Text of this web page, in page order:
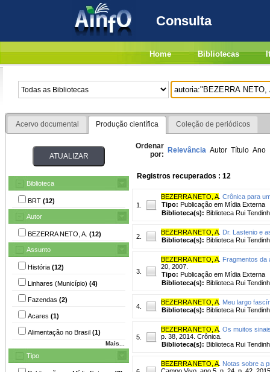
Consulta
Home Bibliotecas
Acervo documental Produção científica Coleção de periódicos
Biblioteca
BRT (12)
Autor
BEZERRA NETO, A. (12)
Assunto
História (12)
Linhares (Município) (4)
Fazendas (2)
Acares (1)
Alimentação no Brasil (1)
Mais...
Tipo
Ordenar
por: Relevância Autor Título Ano
Registros recuperados : 12
1.
BEZERRA NETO, A Crônica para
Tipo: Publicação em Mídia Externa
Biblioteca(s): Biblioteca Rui
2.
BEZERRA NETO, A Dr. Lastenio e
Biblioteca(s): Biblioteca Rui
3.
BEZERRA NETO, A Fragmentos da
20, 2007.
Tipo: Publicação em Mídia Externa
Biblioteca(s): Biblioteca Rui
4.
BEZERRA NETO, A Meu largo
Biblioteca(s): Biblioteca Rui
5.
BEZERRA NETO, A Os muitos
p. 38, 2014. Crônica.
Biblioteca(s): Biblioteca Rui
BEZERRA NETO, A Notas sobre a
Campo Vivo, ano 5, n. 24, p. 42,